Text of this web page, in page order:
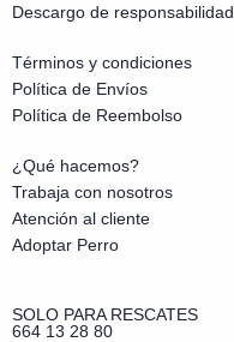
Descargo de responsabilidad
Términos y condiciones
Política de Envíos
Política de Reembolso
¿Qué hacemos?
Trabaja con nosotros
Atención al cliente
Adoptar Perro
SOLO PARA RESCATES
664 13 28 80